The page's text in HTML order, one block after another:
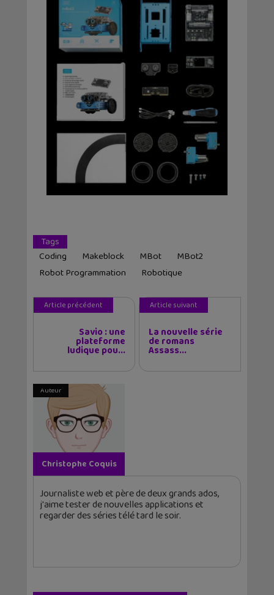
Tags
Coding
Makeblock MBot
MBot2
Robot Programmation
Robotique
Article précédent
Savio : une
plateforme
ludique pou...
Article suivant
La nouvelle série
de romans
Assass...
Auteur
Christophe Coquis
Journaliste web et père de deux grands ados,
j'aime tester de nouvelles applications et
regarder des séries télé tard le soir.